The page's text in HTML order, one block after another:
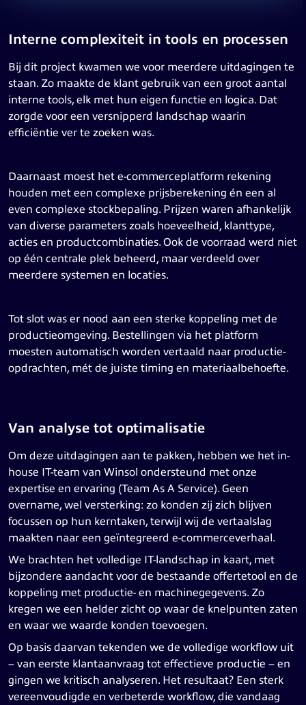
Interne complexiteit in tools en processen
Bij dit project kwamen we voor meerdere uitdagingen te
staan. Zo maakte de klant gebruik van een groot aantal
interne tools, elk met hun eigen functie en logica. Dat
zorgde voor een versnipperd landschap waarin
efficiëntie ver te zoeken was.
Daarnaast moest het e-commerceplatform rekening
houden met een complexe prijsberekening én een al
even complexe stockbepaling. Prijzen waren afhankelijk
van diverse parameters zoals hoeveelheid, klanttype,
acties en productcombinaties. Ook de voorraad werd niet
op één centrale plek beheerd, maar verdeeld over
meerdere systemen en locaties.
Tot slot was er nood aan een sterke koppeling met de
productieomgeving. Bestellingen via het platform
moesten automatisch worden vertaald naar productie-
opdrachten, mét de juiste timing en materiaalbehoefte.
Van analyse tot optimalisatie
Om deze uitdagingen aan te pakken, hebben we het in-
house IT-team van Winsol ondersteund met onze
expertise en ervaring (Team As A Service). Geen
overname, wel versterking: zo konden zij zich blijven
focussen op hun kerntaken, terwijl wij de vertaalslag
maakten naar een geïntegreerd e-commerceverhaal.
We brachten het volledige IT-landschap in kaart, met
bijzondere aandacht voor de bestaande offertetool en de
koppeling met productie- en machinegegevens. Zo
kregen we een helder zicht op waar de knelpunten zaten
en waar we waarde konden toevoegen.
Op basis daarvan tekenden we de volledige workflow uit
– van eerste klantaanvraag tot effectieve productie – en
gingen we kritisch analyseren. Het resultaat? Een sterk
vereenvoudigde en verbeterde workflow, die vandaag